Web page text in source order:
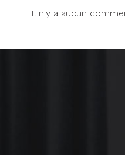
Il n'y a aucun